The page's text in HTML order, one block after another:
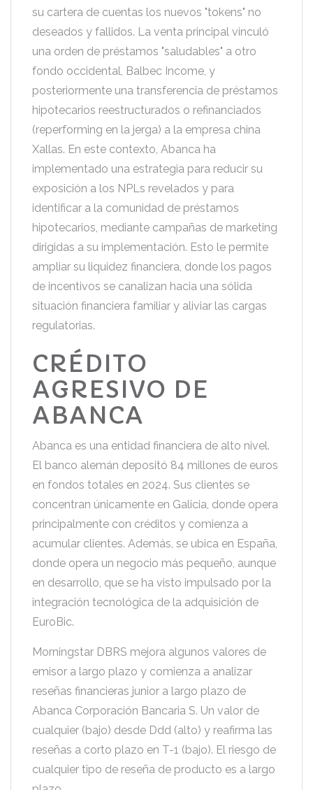
su cartera de cuentas los nuevos "tokens" no
deseados y fallidos. La venta principal vinculó
una orden de préstamos "saludables" a otro
fondo occidental, Balbec Income, y
posteriormente una transferencia de préstamos
hipotecarios reestructurados o refinanciados
(reperforming en la jerga) a la empresa china
Xallas. En este contexto, Abanca ha
implementado una estrategia para reducir su
exposición a los NPLs revelados y para
identificar a la comunidad de préstamos
hipotecarios, mediante campañas de marketing
dirigidas a su implementación. Esto le permite
ampliar su liquidez financiera, donde los pagos
de incentivos se canalizan hacia una sólida
situación financiera familiar y aliviar las cargas
regulatorias.
CRÉDITO
AGRESIVO DE
ABANCA
Abanca es una entidad financiera de alto nivel.
El banco alemán depositó 84 millones de euros
en fondos totales en 2024. Sus clientes se
concentran únicamente en Galicia, donde opera
principalmente con créditos y comienza a
acumular clientes. Además, se ubica en España,
donde opera un negocio más pequeño, aunque
en desarrollo, que se ha visto impulsado por la
integración tecnológica de la adquisición de
EuroBic.
Morningstar DBRS mejora algunos valores de
emisor a largo plazo y comienza a analizar
reseñas financieras junior a largo plazo de
Abanca Corporación Bancaria S. Un valor de
cualquier (bajo) desde Ddd (alto) y reafirma las
reseñas a corto plazo en T-1 (bajo). El riesgo de
cualquier tipo de reseña de producto es a largo